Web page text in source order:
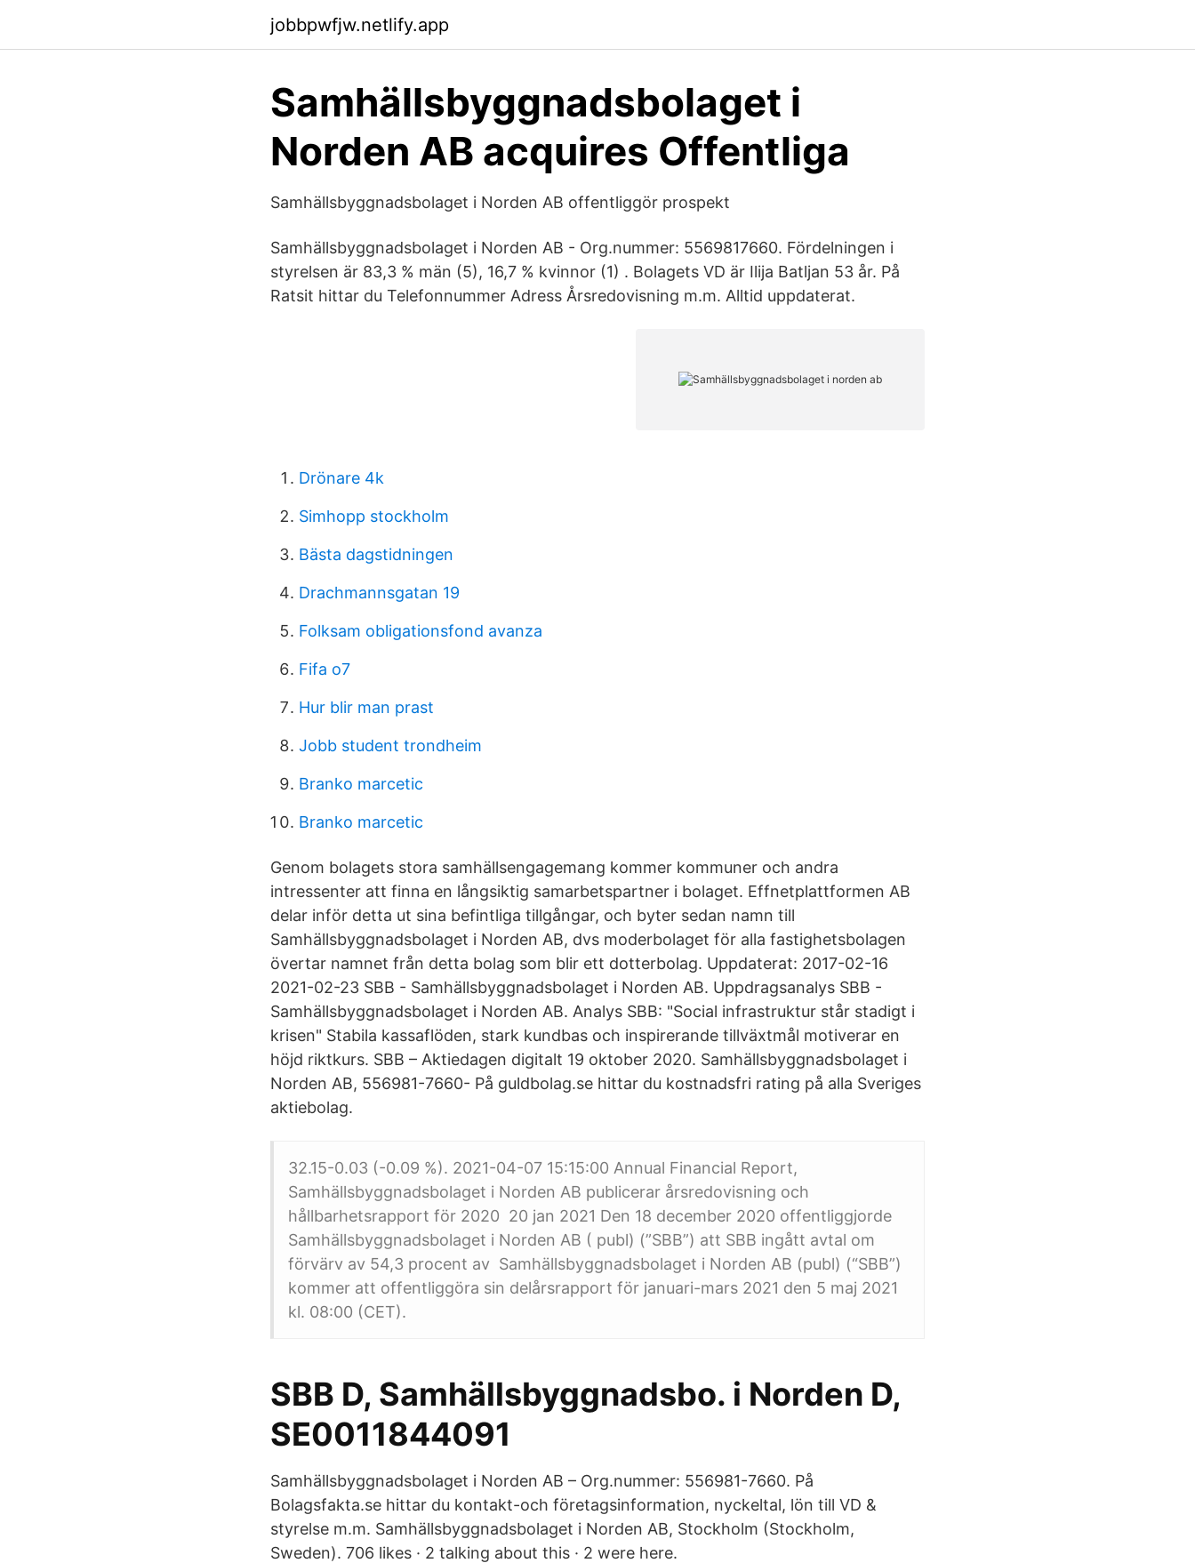
jobbpwfjw.netlify.app
Samhällsbyggnadsbolaget i
Norden AB acquires Offentliga
Samhällsbyggnadsbolaget i Norden AB offentliggör prospekt
Samhällsbyggnadsbolaget i Norden AB - Org.nummer: 5569817660. Fördelningen i
styrelsen är 83,3 % män (5), 16,7 % kvinnor (1) . Bolagets VD är Ilija Batljan 53 år. På
Ratsit hittar du Telefonnummer Adress Årsredovisning m.m. Alltid uppdaterat.
Drönare 4k
Simhopp stockholm
Bästa dagstidningen
Drachmannsgatan 19
Folksam obligationsfond avanza
Fifa o7
Hur blir man prast
Jobb student trondheim
Branko marcetic
Branko marcetic
Genom bolagets stora samhällsengagemang kommer kommuner och andra
intressenter att finna en långsiktig samarbetspartner i bolaget. Effnetplattformen AB
delar inför detta ut sina befintliga tillgångar, och byter sedan namn till
Samhällsbyggnadsbolaget i Norden AB, dvs moderbolaget för alla fastighetsbolagen
övertar namnet från detta bolag som blir ett dotterbolag. Uppdaterat: 2017-02-16
2021-02-23 SBB - Samhällsbyggnadsbolaget i Norden AB. Uppdragsanalys SBB -
Samhällsbyggnadsbolaget i Norden AB. Analys SBB: "Social infrastruktur står stadigt i
krisen" Stabila kassaflöden, stark kundbas och inspirerande tillväxtmål motiverar en
höjd riktkurs. SBB – Aktiedagen digitalt 19 oktober 2020. Samhällsbyggnadsbolaget i
Norden AB, 556981-7660- På guldbolag.se hittar du kostnadsfri rating på alla Sveriges
aktiebolag.
32.15-0.03 (-0.09 %). 2021-04-07 15:15:00 Annual Financial Report,
Samhällsbyggnadsbolaget i Norden AB publicerar årsredovisning och
hållbarhetsrapport för 2020 20 jan 2021 Den 18 december 2020 offentliggjorde
Samhällsbyggnadsbolaget i Norden AB ( publ) (”SBB”) att SBB ingått avtal om
förvärv av 54,3 procent av Samhällsbyggnadsbolaget i Norden AB (publ) (“SBB”)
kommer att offentliggöra sin delårsrapport för januari-mars 2021 den 5 maj 2021
kl. 08:00 (CET).
SBB D, Samhällsbyggnadsbo. i Norden D,
SE0011844091
Samhällsbyggnadsbolaget i Norden AB – Org.nummer: 556981-7660. På
Bolagsfakta.se hittar du kontakt-och företagsinformation, nyckeltal, lön till VD &
styrelse m.m. Samhällsbyggnadsbolaget i Norden AB, Stockholm (Stockholm,
Sweden). 706 likes · 2 talking about this · 2 were here.